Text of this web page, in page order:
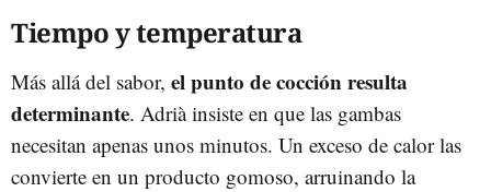
Tiempo y temperatura
Más allá del sabor, elpunto de cocción resulta
determinante. Adrià insiste en que las gambas
necesitan apenas unos minutos. Un exceso de calor las
convierte en un producto gomoso, arruinando la